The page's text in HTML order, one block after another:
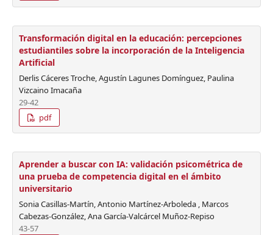
Transformación digital en la educación: percepciones
estudiantiles sobre la incorporación de la Inteligencia
Artificial
Derlis Cáceres Troche, Agustín Lagunes Domínguez, Paulina
Vizcaino Imacaña
29-42
pdf
Aprender a buscar con IA: validación psicométrica de
una prueba de competencia digital en el ámbito
universitario
Sonia Casillas-Martín, Antonio Martínez-Arboleda , Marcos
Cabezas-González, Ana García-Valcárcel Muñoz-Repiso
43-57